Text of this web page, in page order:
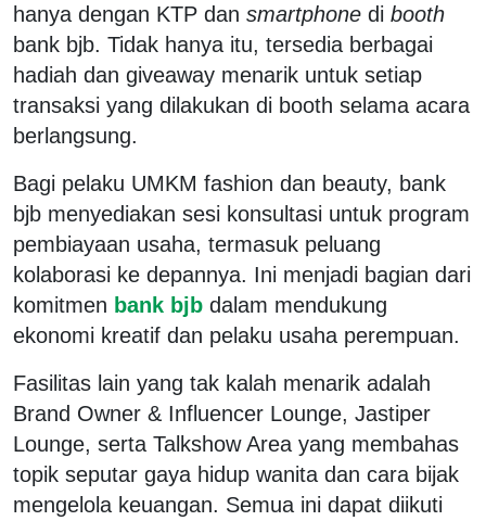
hanya dengan KTP dan smartphone di booth
bank bjb. Tidak hanya itu, tersedia berbagai
hadiah dan giveaway menarik untuk setiap
transaksi yang dilakukan di booth selama acara
berlangsung.
Bagi pelaku UMKM fashion dan beauty, bank
bjb menyediakan sesi konsultasi untuk program
pembiayaan usaha, termasuk peluang
kolaborasi ke depannya. Ini menjadi bagian dari
komitmen bank bjb dalam mendukung
ekonomi kreatif dan pelaku usaha perempuan.
Fasilitas lain yang tak kalah menarik adalah
Brand Owner & Influencer Lounge, Jastiper
Lounge, serta Talkshow Area yang membahas
topik seputar gaya hidup wanita dan cara bijak
mengelola keuangan. Semua ini dapat diikuti